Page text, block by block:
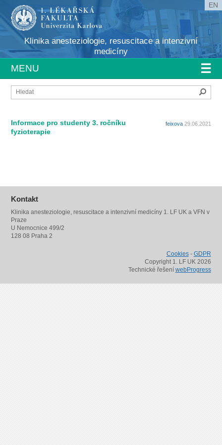
Klinika anesteziologie, resuscitace a intenzivní
medicíny
EN
☰
MENU
feixova29.06.2021
Informace pro studenty 3. ročníku
fyzioterapie
Kontakt
Klinika anesteziologie, resuscitace a intenzivní medicíny 1. LF UK a VFN v
Praze
U Nemocnice 499/2
128 08 Praha 2
Cookies- GDPR
Copyright 1. LF UK 2026
Technické řešení webProgress